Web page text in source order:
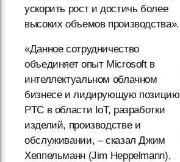
ускорить рост и достичь более
высоких объемов производства».
«Данное сотрудничество
объединяет опыт Microsoft в
интеллектуальном облачном
бизнесе и лидирующую позицию
PTC в области IoT, разработки
изделий, производстве и
обслуживании, – сказал Джим
Хеппельманн (Jim Heppelmann),